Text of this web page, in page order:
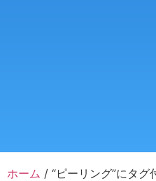
ホーム / “ピーリング”にタグ